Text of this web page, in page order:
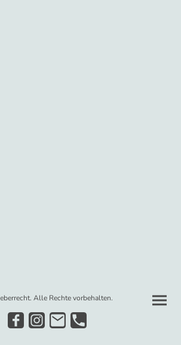
Alle Rechte vorbehalten.